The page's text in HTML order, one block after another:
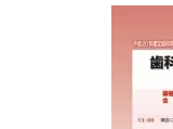
世界大学ランキ
キャンパスライ
大学案内 【受
１．国立大学法
1-1．第４期中
1-2.年度計画・
四大学連合憲章
四大学連合憲章
複合領域コー
複合領域コー
複合領域コース
情報公開制度
個人情報保護制
男性職員の育
ダイバーシティ
これまでの学部
授業料・入学料
奨学金について
イベントトップ
オープンキャン
医歯学総合研究
TOEFL-ITP試
難治疾患研究所
Call for
Post-SPRING
Academic
(*Spring
AI研究のための
ログラム 対象
for Academic
履修要項（大学
保健衛生学研究
授業料・入学料
授業料・入学料
入学料・授業料
(Admission &
Exemption/
学生生活サポー
アルバイトにつ
就職・キャリア
大学院保健衛生
保健衛生学科
口腔保健学科
口腔保健学科【
修士課程 医歯
修士課程 医歯
大学院保健衛
博士課程看護先
ILA国府台担当
修士課程 医歯
修士課程 医歯
学（MMA）コー
研究科長挨拶
ジョイントリサ
科研費電子申請
臨床研究審査
実験計画書の
機関リポジトリ
研究テーマ検索
若手研究者支
重点研究領域
取り組み・規制
研究不正の防止
事務部トップ